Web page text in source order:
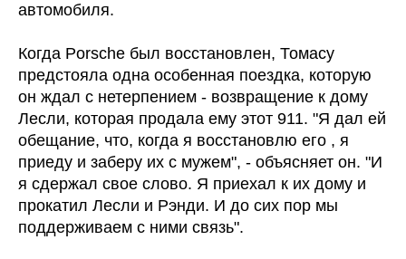
автомобиля.
Когда Porsche был восстановлен, Томасу
предстояла одна особенная поездка, которую
он ждал с нетерпением - возвращение к дому
Лесли, которая продала ему этот 911. "Я дал ей
обещание, что, когда я восстановлю его , я
приеду и заберу их с мужем", - объясняет он. "И
я сдержал свое слово. Я приехал к их дому и
прокатил Лесли и Рэнди. И до сих пор мы
поддерживаем с ними связь".